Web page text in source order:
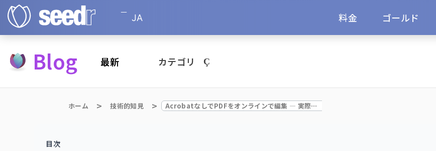
JA 料金 ゴールド
Blog 最新 カテゴリ
ホーム 技術的知見 AcrobatなしでPDFをオンラインで編集 — 実際に機能するもの
目次